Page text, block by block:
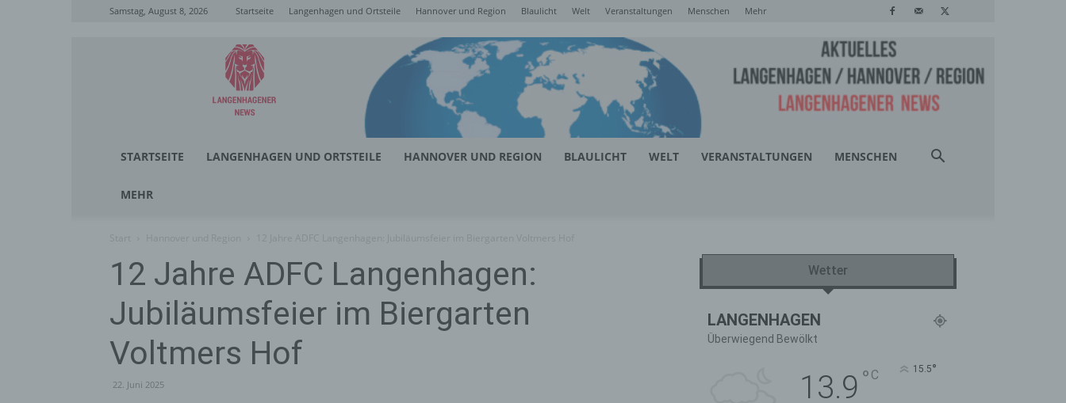
Samstag, August 8, 2026 Startseite Langenhagen und Ortsteile Hannover und Region Blaulicht Welt Veranstaltungen Menschen Mehr
Langenhagener
News
STARTSEITE LANGENHAGEN UND ORTSTEILE HANNOVER UND REGION BLAULICHT WELT VERANSTALTUNGEN MENSCHEN
MEHR
12 Jahre ADFC Langenhagen:
Jubiläumsfeier im Biergarten
Voltmers Hof
22. Juni 2025
Wetter
LANGENHAGEN
Überwiegend Bewölkt
13.9 ° C 15.5°